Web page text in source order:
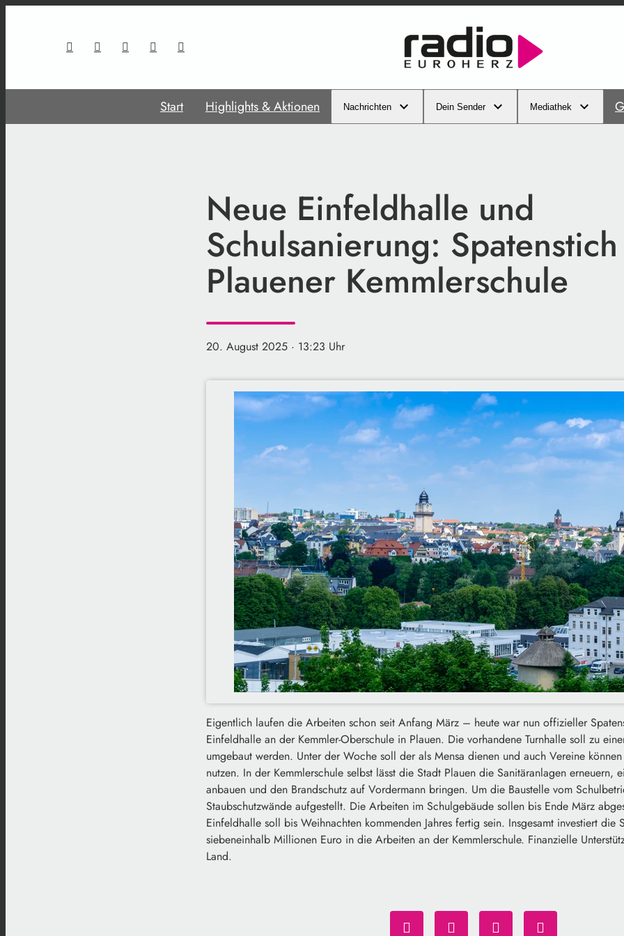
Start Highlights & Aktionen Nachrichten Dein Sender Mediathek
Neue Einfeldhalle und
Schulsanierung:
Plauener Kemmlerschule
20. August 2025 · 13:23 Uhr
Eigentlich laufen die Arbeiten schon seit Anfang März – heute war nun offizieller
Einfeldhalle an der Kemmler-Oberschule in Plauen. Die vorhandene Turnhalle soll zu
umgebaut werden. Unter der Woche soll der als Mensa dienen und auch Vereine
nutzen. In der Kemmlerschule selbst lässt die Stadt Plauen die Sanitäranlagen erneuern,
anbauen und den Brandschutz auf Vordermann bringen. Um die Baustelle vom
Staubschutzwände aufgestellt. Die Arbeiten im Schulgebäude sollen bis Ende März
Einfeldhalle soll bis Weihnachten kommenden Jahres fertig sein. Insgesamt investiert die
siebeneinhalb Millionen Euro in die Arbeiten an der Kemmlerschule. Finanzielle
Land.